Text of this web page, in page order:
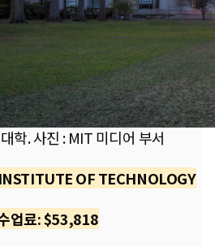
학. 사진 : MIT 미디어 부서
OF TECHNOLOGY
업료: $53,818